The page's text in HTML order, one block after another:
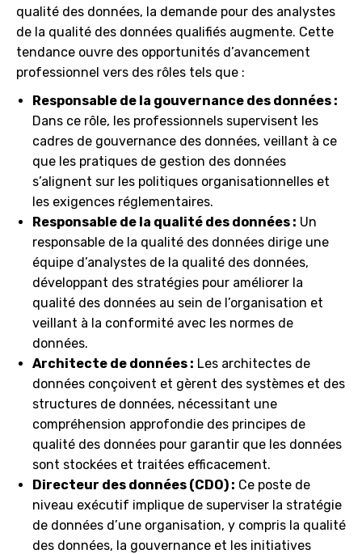
qualité des données, la demande pour des analystes
de la qualité des données qualifiés augmente. Cette
tendance ouvre des opportunités d’avancement
professionnel vers des rôles tels que :
Responsable de la gouvernance des données :
Dans ce rôle, les professionnels supervisent les
cadres de gouvernance des données, veillant à ce
que les pratiques de gestion des données
s’alignent sur les politiques organisationnelles et
les exigences réglementaires.
Responsable de la qualité des données : Un
responsable de la qualité des données dirige une
équipe d’analystes de la qualité des données,
développant des stratégies pour améliorer la
qualité des données au sein de l’organisation et
veillant à la conformité avec les normes de
données.
Architecte de données : Les architectes de
données conçoivent et gèrent des systèmes et des
structures de données, nécessitant une
compréhension approfondie des principes de
qualité des données pour garantir que les données
sont stockées et traitées efficacement.
Directeur des données (CDO) : Ce poste de
niveau exécutif implique de superviser la stratégie
de données d’une organisation, y compris la qualité
des données, la gouvernance et les initiatives